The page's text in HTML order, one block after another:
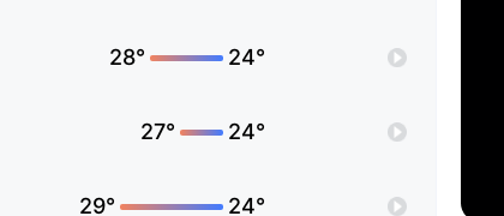
28° 24°
27° 24°
29° 24°